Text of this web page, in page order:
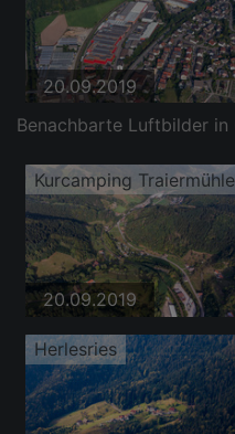
20.09.2019
Benachbarte Luftbilder in
Kurcamping Traiermühle
20.09.2019
Herlesries